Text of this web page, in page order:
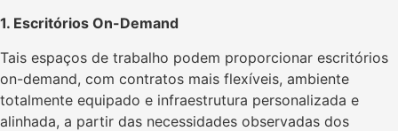
1. Escritórios On-Demand
Tais espaços de trabalho podem proporcionar escritórios
on-demand, com contratos mais flexíveis, ambiente
totalmente equipado e infraestrutura personalizada e
alinhada, a partir das necessidades observadas dos